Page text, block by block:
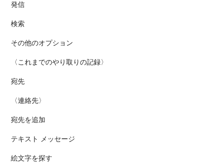
発信
検索
その他のオプション
〈これまでのやり取りの記録〉
宛先
〈連絡先〉
宛先を追加
テキスト メッセージ
絵文字を探す